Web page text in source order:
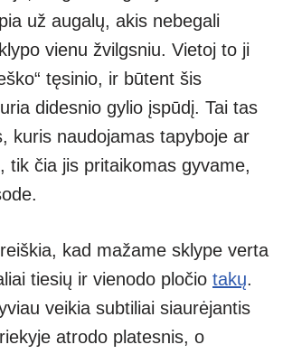
už augalų, akis nebegali
vienu žvilgsniu. Vietoj to ji
tęsinio, ir būtent šis
didesnio gylio įspūdį. Tai tas
kuris naudojamas tapyboje ar
tik čia jis pritaikomas gyvame,
kad mažame sklype verta
tiesių ir vienodo pločio takų.
veikia subtiliai siaurėjantis
atrodo platesnis, o